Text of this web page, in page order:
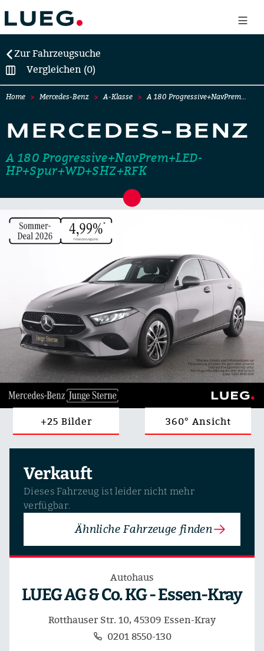
Zur Fahrzeugsuche
Vergleichen (0)
Home Mercedes-Benz A-Klasse A 180 Progressive+NavPrem…
MERCEDES-BENZ
A 180 Progressive+NavPrem+LED-
HP+Spur+WD+SHZ+RFK
+25 Bilder 360° Ansicht
Verkauft
Dieses Fahrzeug ist leider nicht mehr
verfügbar.
Ähnliche Fahrzeuge finden
Autohaus
LUEG AG & Co. KG - Essen-Kray
Rotthauser Str. 10, 45309 Essen-Kray
0201 8550-130